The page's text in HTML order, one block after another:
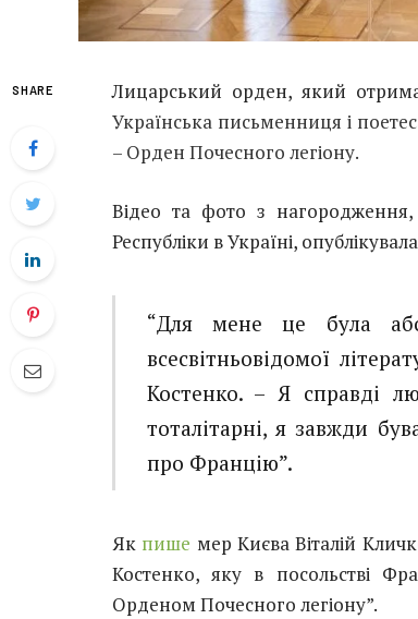
SHARE
Лицарський орден, який
Українська письменниця і
– Орден Почесного легіону.
Відео та фото з
Республіки в Україні,
“Для мене це була
всесвітньовідомої
Костенко. – Я справді
тоталітарні, я завжди
про Францію”.
Як пише мер Києва Віталій
Костенко, яку в посольстві
Орденом Почесного легіону”.